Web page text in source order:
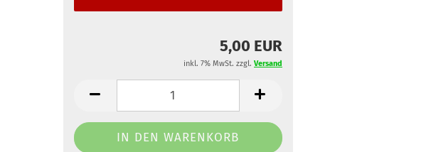
5,00 EUR
inkl. 7% MwSt. zzgl. Versand